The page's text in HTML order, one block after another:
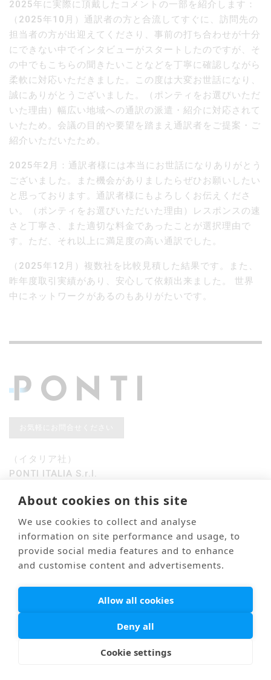
2025年に実際に頂戴したコメントの一部を紹介します：
（2025年10月）通訳者の方と合流してすぐに、訪問先の
担当者の方が出迎えてくださり、事前の打ち合わせが十分
にできない中でインタビューがスタートしたのですが、そ
の中でもこちらの聞きたいことなどを丁寧に確認しながら
柔軟に対応いただきました。この度は大変お世話になり、
誠にありがとうございました。（ポンティをお選びいただ
いた理由）幅広い地域への通訳の派遣・紹介に対応されて
いたため。会議の目的や要望を踏まえ通訳者をご提案・ご
紹介いただいたため。
2025年2月：通訳者様には本当にお世話になりありがとう
ございました。また機会がありましたらぜひお願いしたい
と思っております。通訳者様にもよろしくお伝えくださ
い。（ポンティをお選びいただいた理由）レスポンスの速
さと丁寧さ、また適切な料金であったことが選択理由で
す。ただ、それ以上に満足度の高い通訳でした。
（2025年12月）複数社を比較見積した結果です。また、
昨年度取引実績があり、安心して依頼出来ました。 世界
中にネットワークがあるのもありがたいです。
（イタリア社）
PONTI ITALIA S.r.l.
42124 ITALIA
P. IVA IT02832270355
ponti@t-ponti.it
（日本社）
合同会社PONTI
京都府京都市伏見区深草大亀谷安信町83−1
お電話でもどうぞ
お急ぎ・超緊急でもご連絡ください。
About cookies on this site
We use cookies to collect and analyse
information on site performance and usage, to
provide social media features and to enhance
and customise content and advertisements.
Allow all cookies
Deny all
Cookie settings